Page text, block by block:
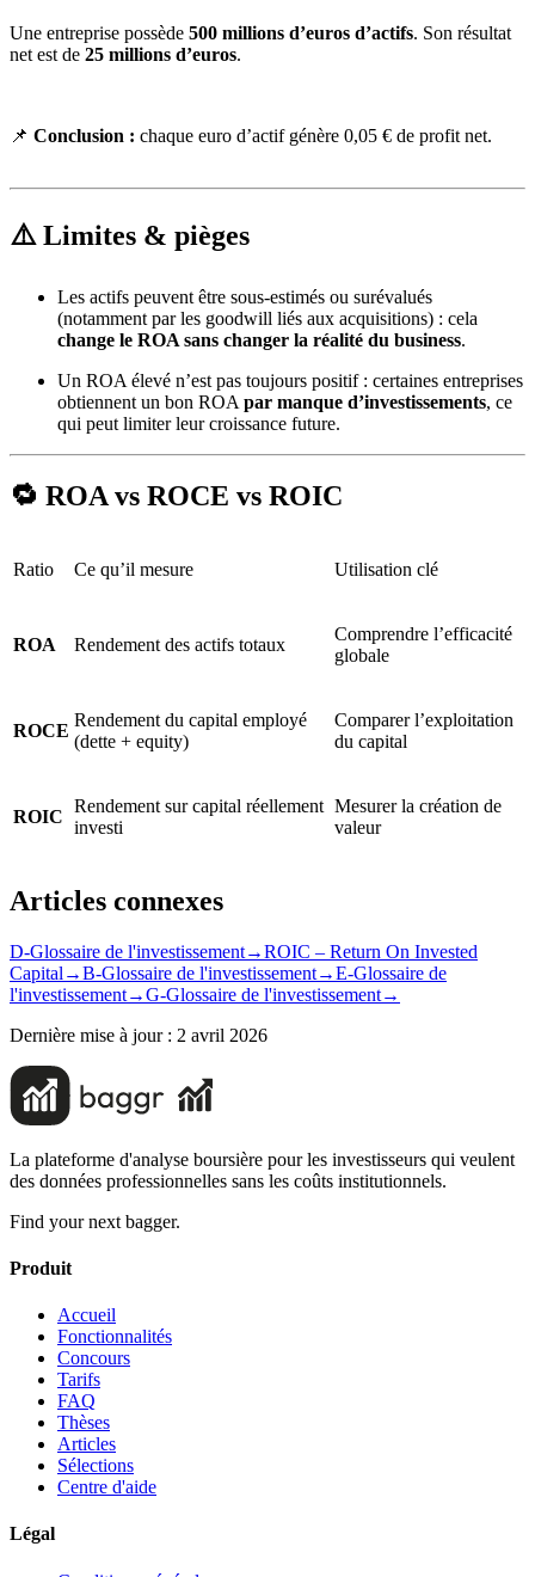
Une entreprise possède 500 millions d’euros d’actifs. Son résultat
net est de 25 millions d’euros.
📌 Conclusion : chaque euro d’actif génère 0,05 € de profit net.
⚠️ Limites & pièges
Les actifs peuvent être sous-estimés ou surévalués
(notamment par les goodwill liés aux acquisitions) : cela
change le ROA sans changer la réalité du business.
Un ROA élevé n’est pas toujours positif : certaines entreprises
obtiennent un bon ROA par manque d’investissements, ce
qui peut limiter leur croissance future.
🔁 ROA vs ROCE vs ROIC
Ratio Ce qu’il mesure Utilisation clé
ROA Rendement des actifs totaux
Comprendre l’efficacité
globale
ROCE
Rendement du capital employé
(dette + equity)
Comparer l’exploitation
du capital
ROIC
Rendement sur capital réellement
investi
Mesurer la création de
valeur
Articles connexes
D-Glossaire de l'investissement→ROIC – Return On Invested
Capital →B-Glossaire de l'investissement→E-Glossaire de
l'investissement→G-Glossaire de l'investissement→
Dernière mise à jour : 2 avril 2026
La plateforme d'analyse boursière pour les investisseurs qui veulent
des données professionnelles sans les coûts institutionnels.
Find your next bagger.
Produit
Accueil
Fonctionnalités
Concours
Tarifs
FAQ
Thèses
Articles
Sélections
Centre d'aide
Légal